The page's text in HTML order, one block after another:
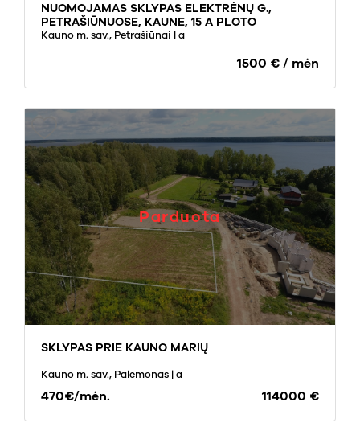
NUOMOJAMAS SKLYPAS ELEKTRĖNŲ G.,
PETRAŠIŪNUOSE, KAUNE, 15 A PLOTO
Kauno m. sav., Petrašiūnai | a
1500 € / mėn
Parduota
SKLYPAS PRIE KAUNO MARIŲ
Kauno m. sav., Palemonas | a
470€/mėn. 114000 €